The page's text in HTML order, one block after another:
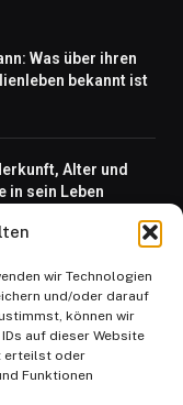
wir Technologien
und/oder darauf
können wir
auf dieser Website
erteilst oder
Funktionen
Was über ihren
bekannt ist
Alter und
in sein Leben
verheiratet?
ihr Privatleben